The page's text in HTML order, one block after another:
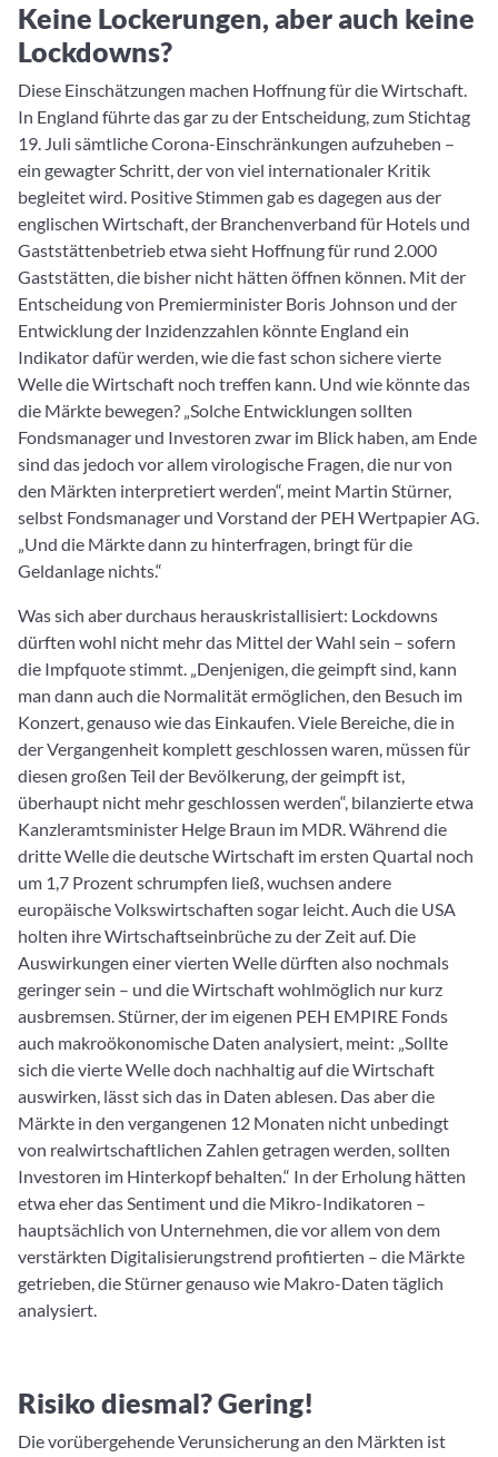
Keine Lockerungen, aber auch keine
Lockdowns?
Diese Einschätzungen machen Hoffnung für die Wirtschaft.
In England führte das gar zu der Entscheidung, zum Stichtag
19. Juli sämtliche Corona-Einschränkungen aufzuheben –
ein gewagter Schritt, der von viel internationaler Kritik
begleitet wird. Positive Stimmen gab es dagegen aus der
englischen Wirtschaft, der Branchenverband für Hotels und
Gaststättenbetrieb etwa sieht Hoffnung für rund 2.000
Gaststätten, die bisher nicht hätten öffnen können. Mit der
Entscheidung von Premierminister Boris Johnson und der
Entwicklung der Inzidenzzahlen könnte England ein
Indikator dafür werden, wie die fast schon sichere vierte
Welle die Wirtschaft noch treffen kann. Und wie könnte das
die Märkte bewegen? „Solche Entwicklungen sollten
Fondsmanager und Investoren zwar im Blick haben, am Ende
sind das jedoch vor allem virologische Fragen, die nur von
den Märkten interpretiert werden“, meint Martin Stürner,
selbst Fondsmanager und Vorstand der PEH Wertpapier AG.
„Und die Märkte dann zu hinterfragen, bringt für die
Geldanlage nichts.“
Was sich aber durchaus herauskristallisiert: Lockdowns
dürften wohl nicht mehr das Mittel der Wahl sein – sofern
die Impfquote stimmt. „Denjenigen, die geimpft sind, kann
man dann auch die Normalität ermöglichen, den Besuch im
Konzert, genauso wie das Einkaufen. Viele Bereiche, die in
der Vergangenheit komplett geschlossen waren, müssen für
diesen großen Teil der Bevölkerung, der geimpft ist,
überhaupt nicht mehr geschlossen werden“, bilanzierte etwa
Kanzleramtsminister Helge Braun im MDR. Während die
dritte Welle die deutsche Wirtschaft im ersten Quartal noch
um 1,7 Prozent schrumpfen ließ, wuchsen andere
europäische Volkswirtschaften sogar leicht. Auch die USA
holten ihre Wirtschaftseinbrüche zu der Zeit auf. Die
Auswirkungen einer vierten Welle dürften also nochmals
geringer sein – und die Wirtschaft wohlmöglich nur kurz
ausbremsen. Stürner, der im eigenen PEH EMPIRE Fonds
auch makroökonomische Daten analysiert, meint: „Sollte
sich die vierte Welle doch nachhaltig auf die Wirtschaft
auswirken, lässt sich das in Daten ablesen. Das aber die
Märkte in den vergangenen 12 Monaten nicht unbedingt
von realwirtschaftlichen Zahlen getragen werden, sollten
Investoren im Hinterkopf behalten.“ In der Erholung hätten
etwa eher das Sentiment und die Mikro-Indikatoren –
hauptsächlich von Unternehmen, die vor allem von dem
verstärkten Digitalisierungstrend profitierten – die Märkte
getrieben, die Stürner genauso wie Makro-Daten täglich
analysiert.
Risiko diesmal? Gering!
Die vorübergehende Verunsicherung an den Märkten ist